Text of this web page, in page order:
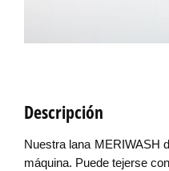
Descripción
Nuestra lana MERIWASH
máquina. Puede tejerse